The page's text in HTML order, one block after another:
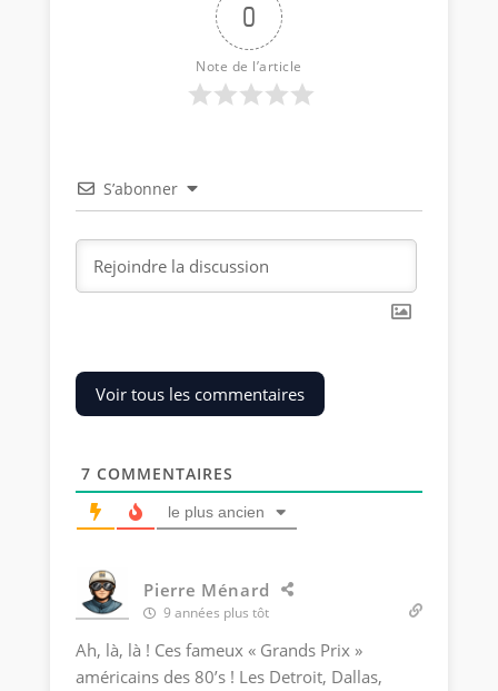
0
Note de l’article
S’abonner
Voir tous les commentaires
7 COMMENTAIRES
le plus ancien
Pierre Ménard
9 années plus tôt
Ah, là, là ! Ces fameux « Grands Prix »
américains des 80’s ! Les Detroit, Dallas,